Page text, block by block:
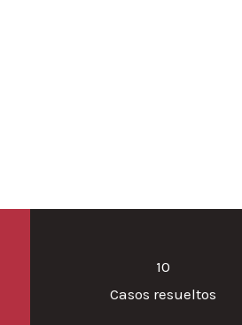
10
Casos resueltos